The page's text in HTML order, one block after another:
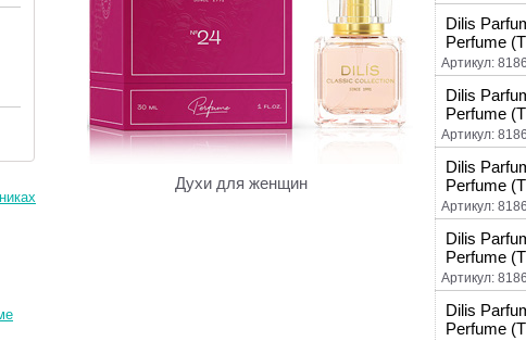
Духи для женщин
Dilis
Perfume
Артикул:
Dilis
Perfume
Артикул:
Dilis
Perfume
Артикул:
Dilis
Perfume
Артикул:
Dilis
Perfume